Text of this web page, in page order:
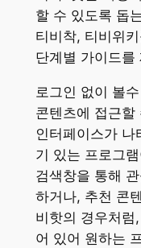
할 수 있도록 돕
티비착, 티비위
단계별 가이드를
로그인 없이 볼
콘텐츠에 접근
인터페이스가 나
기 있는 프로그
검색창을 통해
하거나, 추천 콘
비핫의 경우처럼
어 있어 원하는